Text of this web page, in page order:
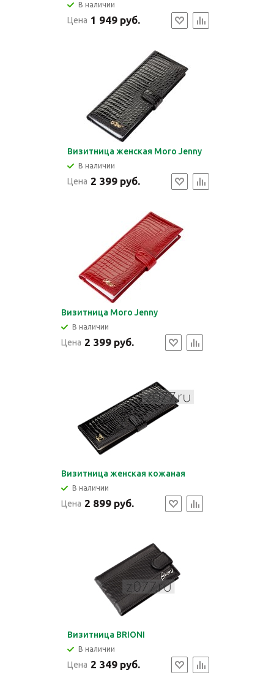
В наличии
Цена 1 949 руб.
Визитница женская Moro Jenny
В наличии
Цена 2 399 руб.
Визитница Moro Jenny
В наличии
Цена 2 399 руб.
Визитница женская кожаная
В наличии
Цена 2 899 руб.
Визитница BRIONI
В наличии
Цена 2 349 руб.